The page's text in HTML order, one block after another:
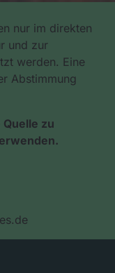
nur im direkten
und zur
werden. Eine
Abstimmung
zu